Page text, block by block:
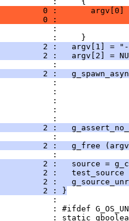
0 :       argv[0]
0 :
:
:     }
2 :   argv[1] =
2 :   argv[2] =
:
2 :
:
:
:
:
:
2 :
:
2 :   g_free
:
2 :   source =
2 :   test_source
2 :
2 : }
:
: #ifdef
: static